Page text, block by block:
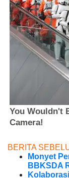
BERITA
Monyet
BBKSDA